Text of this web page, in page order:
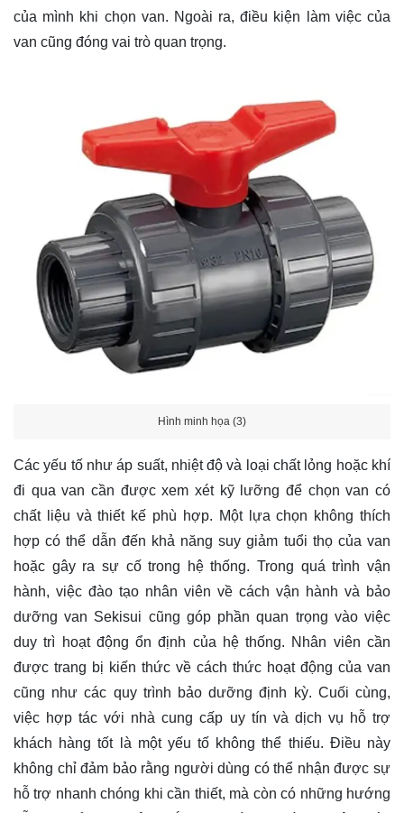
của mình khi chọn van. Ngoài ra, điều kiện làm việc của
van cũng đóng vai trò quan trọng.
Hình minh họa (3)
Các yếu tố như áp suất, nhiệt độ và loại chất lỏng hoặc khí
đi qua van cần được xem xét kỹ lưỡng để chọn van có
chất liệu và thiết kế phù hợp. Một lựa chọn không thích
hợp có thể dẫn đến khả năng suy giảm tuổi thọ của van
hoặc gây ra sự cố trong hệ thống. Trong quá trình vận
hành, việc đào tạo nhân viên về cách vận hành và bảo
dưỡng van Sekisui cũng góp phần quan trọng vào việc
duy trì hoạt động ổn định của hệ thống. Nhân viên cần
được trang bị kiến thức về cách thức hoạt động của van
cũng như các quy trình bảo dưỡng định kỳ. Cuối cùng,
việc hợp tác với nhà cung cấp uy tín và dịch vụ hỗ trợ
khách hàng tốt là một yếu tố không thể thiếu. Điều này
không chỉ đảm bảo rằng người dùng có thể nhận được sự
hỗ trợ nhanh chóng khi cần thiết, mà còn có những hướng